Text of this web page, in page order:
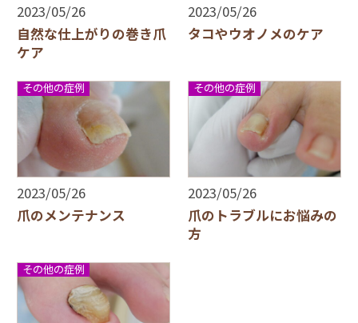
2023/05/26
自然な仕上がりの巻き爪
ケア
2023/05/26
タコやウオノメのケア
その他の症例
2023/05/26
爪のメンテナンス
その他の症例
2023/05/26
爪のトラブルにお悩みの
方
その他の症例